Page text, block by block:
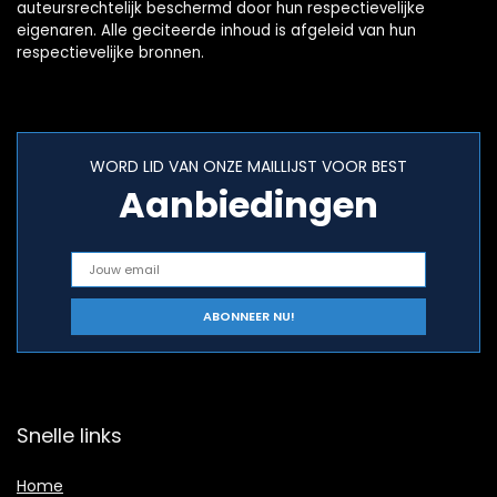
auteursrechtelijk beschermd door hun respectievelijke
eigenaren. Alle geciteerde inhoud is afgeleid van hun
respectievelijke bronnen.
WORD LID VAN ONZE MAILLIJST VOOR BEST
Aanbiedingen
Snelle links
Home